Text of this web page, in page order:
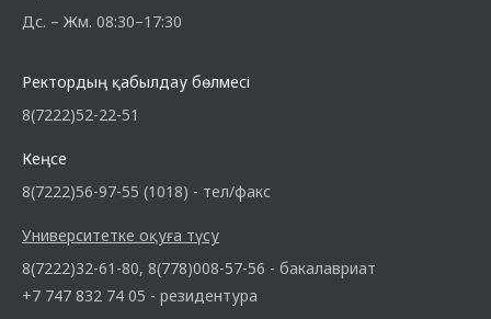
Дс. – Жм. 08:30–17:30
Ректордың қабылдау бөлмесі
8(7222)52-22-51
Кеңсе
8(7222)56-97-55 (1018) - тел/факс
Университетке оқуға түсу
8(7222)32-61-80, 8(778)008-57-56 - бакалавриат
+7 747 832 74 05 - резидентура